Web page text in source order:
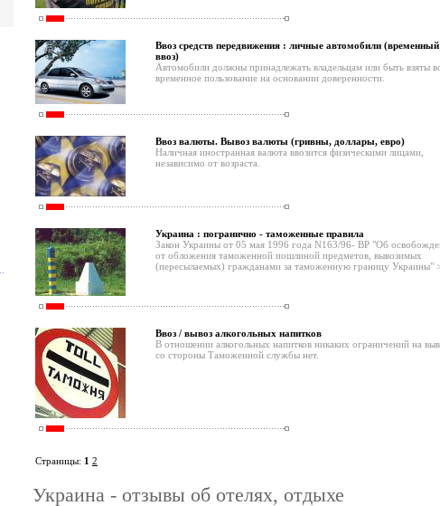
Ввоз средств передвижения : личные автомобили (временный
ввоз)
Автомобили должны принадлежать владельцам или быть взяты
временное пользование на основании доверенности.
Ввоз валюты. Вывоз валюты (гривны, доллары, евро)
Наличная иностранная валюта ввозится физическими лицами,
независимо от возраста.
Украина : погранично - таможенные правила
Закон Украины от 05 мая 1996 года N163/96- ВР "Об
от обложения таможенной пошлиной предметов, вывозимых
(пересылаемых) гражданами за таможенную границу Украины"
Ввоз / вывоз алкогольных напитков
В отношении алкогольных напитков никаких ограничений на
со стороны Таможенной службы нет.
Страницы: 1 2
Украина - отзывы об отелях, отдыхе